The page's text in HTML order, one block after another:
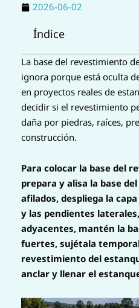
2026-06-02
Índice
La base del revestimiento
ignora porque está oculta
en proyectos reales de
decidir si el revestimiento
daña por piedras, raíces,
construcción.
Para colocar la base del
prepara y alisa la base
afilados, despliega la
y las pendientes
adyacentes, mantén la
fuertes, sujétala
revestimiento del
anclar y llenar el